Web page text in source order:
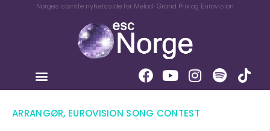
Norges største nyhetsside for Melodi Grand Prix og Eurovision
ARRANGØR, EUROVISION SONG CONTEST